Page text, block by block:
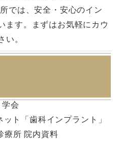
では、安全・安心のイン
ます。まずはお気軽にカウ
い。
会
ト「歯科インプラント」
療所 院内資料